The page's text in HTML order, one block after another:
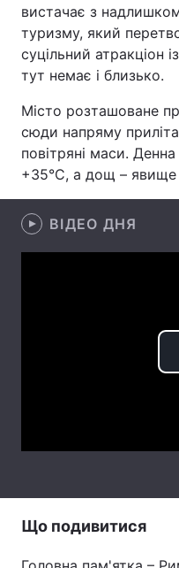
Здоров'я
Цікавинки
Лонгріди
Інтерв'ю
Тема оформлення
вистачає з
туризму, який
суцільний атракціон
тут немає і близько.
Місто розташоване
сюди напряму
повітряні маси.
+35°C, а дощ –
ВІДЕО ДНЯ
Що подивитися